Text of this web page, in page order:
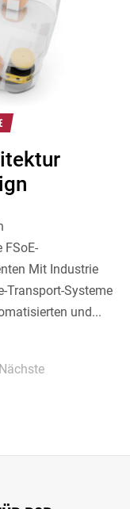
Mit Industrie
Transport-Systeme
und...
Nächste